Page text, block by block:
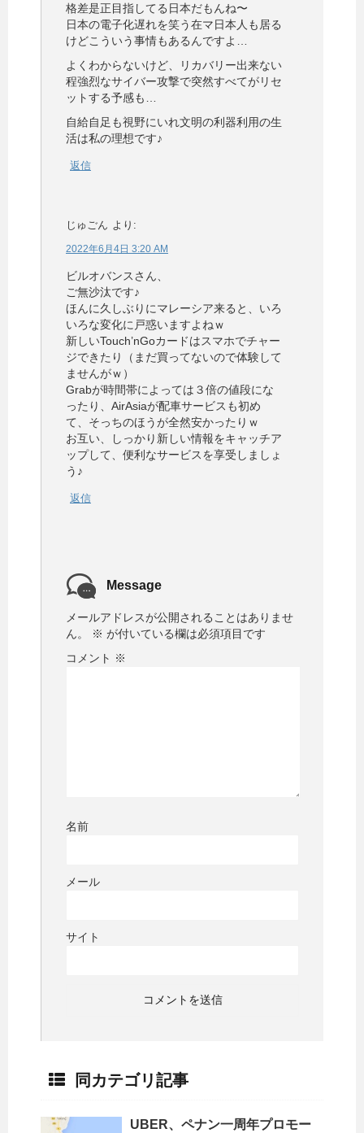
格差是正目指してる日本だもんね〜
日本の電子化遅れを笑う在マ日本人も居る
けどこういう事情もあるんですよ…
よくわからないけど、リカバリー出来ない
程強烈なサイバー攻撃で突然すべてがリセ
ットする予感も…
自給自足も視野にいれ文明の利器利用の生
活は私の理想です♪
返信
じゅごん より:
2022年6月4日 3:20 AM
ビルオバンスさん、
ご無沙汰です♪
ほんに久しぶりにマレーシア来ると、いろ
いろな変化に戸惑いますよねｗ
新しいTouch’nGoカードはスマホでチャー
ジできたり（まだ買ってないので体験して
ませんがｗ）
Grabが時間帯によっては３倍の値段にな
ったり、AirAsiaが配車サービスも初め
て、そっちのほうが全然安かったりｗ
お互い、しっかり新しい情報をキャッチア
ップして、便利なサービスを享受しましょ
う♪
返信
Message
メールアドレスが公開されることはありませ
ん。
※ が付いている欄は必須項目です
コメント ※
名前
メール
サイト
同カテゴリ記事
UBER、ペナン一周年プロモー